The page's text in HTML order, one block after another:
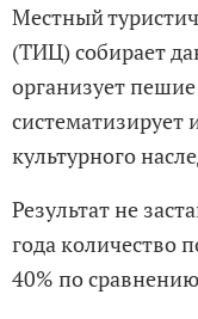
Местный
(ТИЦ) собирает
организует
культурного
Результат не
года количество
40% по